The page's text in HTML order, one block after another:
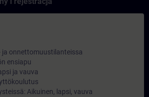
ja onnettomuustilanteissa
ensiapu
ja vauva
Aikuinen, lapsi, vauva